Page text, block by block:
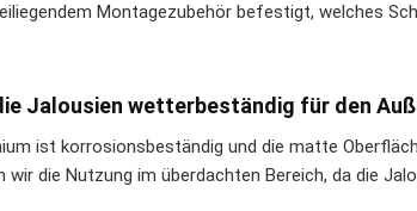
Montagezubehör befestigt, welches
Jalousien wetterbeständig für den
ist korrosionsbeständig und die matte
wir die Nutzung im überdachten Bereich, da die